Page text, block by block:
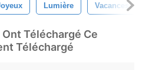
Lumière Vacances
Téléchargé Ce
Téléchargé